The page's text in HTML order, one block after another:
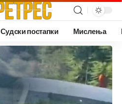
Судски постапки Мислења